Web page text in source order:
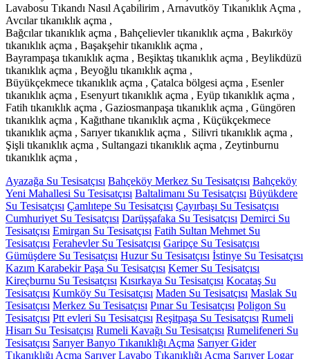
Lavabosu Tıkandı Nasıl Açabilirim , Arnavutköy Tıkanıklık Açma ,
Avcılar tıkanıklık açma ,
Bağcılar tıkanıklık açma , Bahçelievler tıkanıklık açma , Bakırköy
tıkanıklık açma , Başakşehir tıkanıklık açma ,
Bayrampaşa tıkanıklık açma , Beşiktaş tıkanıklık açma , Beylikdüzü
tıkanıklık açma , Beyoğlu tıkanıklık açma ,
Büyükçekmece tıkanıklık açma , Çatalca bölgesi açma , Esenler
tıkanıklık açma , Esenyurt tıkanıklık açma , Eyüp tıkanıklık açma ,
Fatih tıkanıklık açma , Gaziosmanpaşa tıkanıklık açma , Güngören
tıkanıklık açma , Kağıthane tıkanıklık açma , Küçükçekmece
tıkanıklık açma , Sarıyer tıkanıklık açma , Silivri tıkanıklık açma ,
Şişli tıkanıklık açma , Sultangazi tıkanıklık açma , Zeytinburnu
tıkanıklık açma ,
Ayazağa Su Tesisatçısı Bahçeköy Merkez Su Tesisatçısı Bahçeköy
Yeni Mahallesi Su Tesisatçısı Baltalimanı Su Tesisatçısı Büyükdere
Su Tesisatçısı Çamlıtepe Su Tesisatçısı Çayırbaşı Su Tesisatçısı
Cumhuriyet Su Tesisatçısı Darüşşafaka Su Tesisatçısı Demirci Su
Tesisatçısı Emirgan Su Tesisatçısı Fatih Sultan Mehmet Su
Tesisatçısı Ferahevler Su Tesisatçısı Garipçe Su Tesisatçısı
Gümüşdere Su Tesisatçısı Huzur Su Tesisatçısı İstinye Su Tesisatçısı
Kazım Karabekir Paşa Su Tesisatçısı Kemer Su Tesisatçısı
Kireçburnu Su Tesisatçısı Kısırkaya Su Tesisatçısı Kocataş Su
Tesisatçısı Kumköy Su Tesisatçısı Maden Su Tesisatçısı Maslak Su
Tesisatçısı Merkez Su Tesisatçısı Pınar Su Tesisatçısı Poligon Su
Tesisatçısı Ptt evleri Su Tesisatçısı Reşitpaşa Su Tesisatçısı Rumeli
Hisarı Su Tesisatçısı Rumeli Kavağı Su Tesisatçısı Rumelifeneri Su
Tesisatçısı Sarıyer Banyo Tıkanıklığı Açma Sarıyer Gider
Tıkanıklığı Açma Sarıyer Lavabo Tıkanıklığı Açma Sarıyer Logar